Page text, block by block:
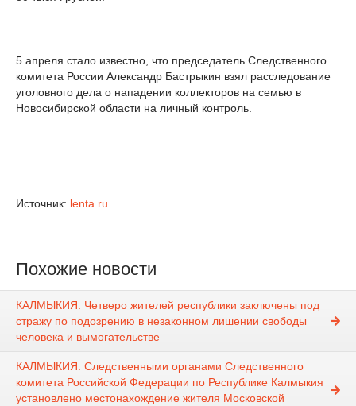
5 апреля стало известно, что председатель Следственного
комитета России Александр Бастрыкин взял расследование
уголовного дела о нападении коллекторов на семью в
Новосибирской области на личный контроль.
Источник: lenta.ru
Похожие новости
КАЛМЫКИЯ. Четверо жителей республики заключены под
стражу по подозрению в незаконном лишении свободы
человека и вымогательстве
КАЛМЫКИЯ. Следственными органами Следственного
комитета Российской Федерации по Республике Калмыкия
установлено местонахождение жителя Московской